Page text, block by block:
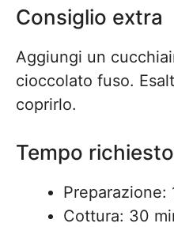
Consiglio extra
Aggiungi un
cioccolato fuso.
coprirlo.
Tempo richiesto
Preparazione:
Cottura: 30